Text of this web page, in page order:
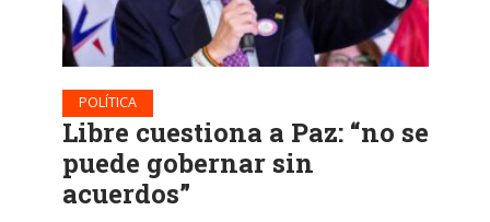
POLÍTICA
Libre cuestiona a Paz: “no se
puede gobernar sin
acuerdos”